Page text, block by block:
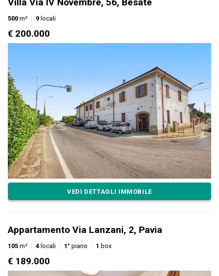
500 m² 9 locali
€ 200.000
VEDI DETTAGLI IMMOBILE
Appartamento Via Lanzani, 2, Pavia
105 m² 4 locali 1° piano 1 box
€ 189.000